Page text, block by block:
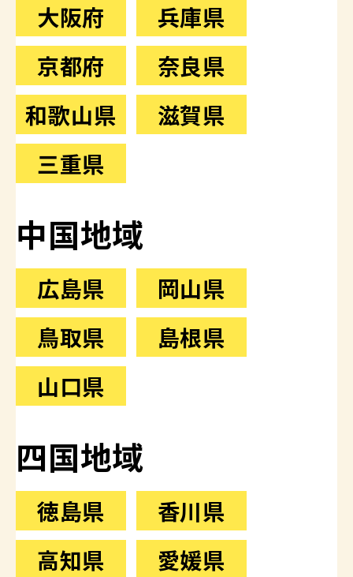
大阪府
兵庫県
京都府
奈良県
和歌山県
滋賀県
三重県
中国地域
広島県
岡山県
鳥取県
島根県
山口県
四国地域
徳島県
香川県
高知県
愛媛県